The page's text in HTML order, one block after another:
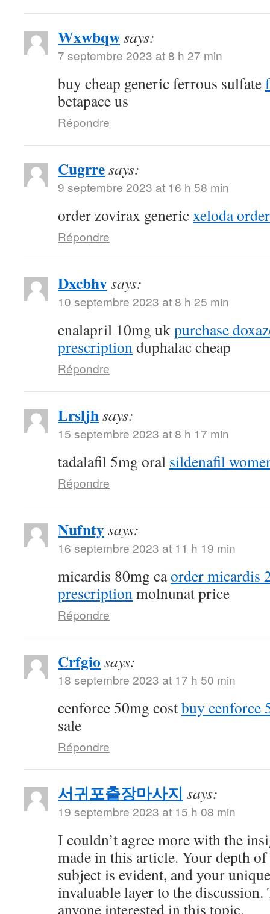
Wxwbqwsays:
7 septembre 2023 at 8 h 27 min
buy cheap generic ferrous sulfate
betapace us
Répondre
Cugrresays:
9 septembre 2023 at 16 h 58 min
order zovirax genericxeloda
Répondre
Dxcbhvsays:
10 septembre 2023 at 8 h 25 min
enalapril 10mg ukpurchase
prescriptionduphalac cheap
Répondre
Lrsljhsays:
15 septembre 2023 at 8 h 17 min
tadalafil 5mg oral sildenafil
Répondre
Nufntysays:
16 septembre 2023 at 11 h 19 min
micardis 80mg caorder micardis
prescriptionmolnunat price
Répondre
Crfgio says:
18 septembre 2023 at 17 h 50 min
cenforce 50mg costbuy cenforce
sale
Répondre
서귀포출장마사지 says:
19 septembre 2023 at 15 h 08 min
I couldn’t agree more with the
made in this article. Your depth
subject is evident, and your
invaluable layer to the
anyone interested in this topic.